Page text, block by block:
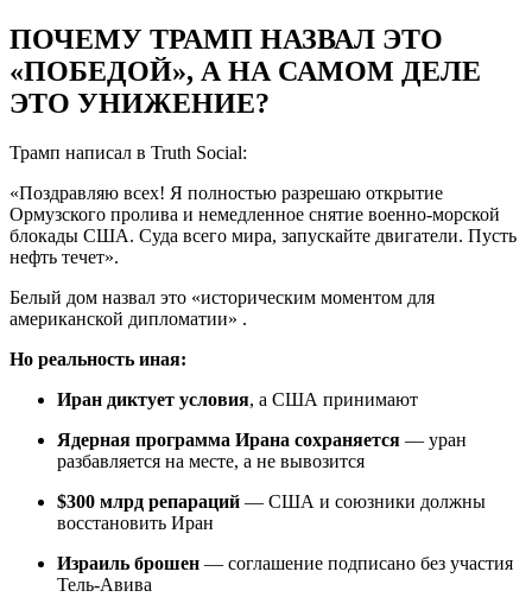
ПОЧЕМУ ТРАМП НАЗВАЛ ЭТО
«ПОБЕДОЙ», А НА САМОМ ДЕЛЕ
ЭТО УНИЖЕНИЕ?
Трамп написал в Truth Social:
«Поздравляю всех! Я полностью разрешаю открытие
Ормузского пролива и немедленное снятие военно-морской
блокады США. Суда всего мира, запускайте двигатели. Пусть
нефть течет».
Белый дом назвал это «историческим моментом для
американской дипломатии» .
Но реальность иная:
Иран диктует условия, а США принимают
Ядерная программа Ирана сохраняется — уран
разбавляется на месте, а не вывозится
$300 млрд репараций — США и союзники должны
восстановить Иран
Израиль брошен — соглашение подписано без участия
Тель-Авива